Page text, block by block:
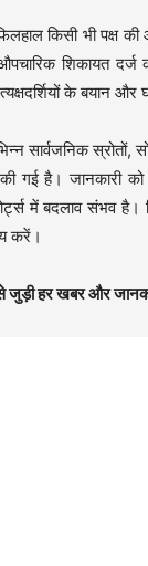
किसी भी पक्ष
शिकायत
के
सार्वजनिक स्रोतों,
गई है। जानकारी
में बदलाव संभव है।
करें।
जुड़ी हर खबर और